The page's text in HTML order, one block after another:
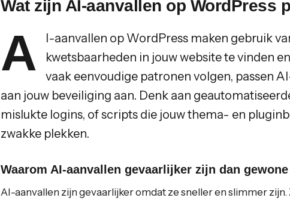
Wat zijn AI-aanvallen op WordPress
A
I-aanvallen op WordPress maken gebruik
kwetsbaarheden in jouw website te vinden
vaak eenvoudige patronen volgen, passen
aan jouw beveiliging aan. Denk aan
mislukte logins, of scripts die jouw thema- en
zwakke plekken.
Waarom AI-aanvallen gevaarlijker zijn dan
AI-aanvallen zijn gevaarlijker omdat ze sneller en slimmer